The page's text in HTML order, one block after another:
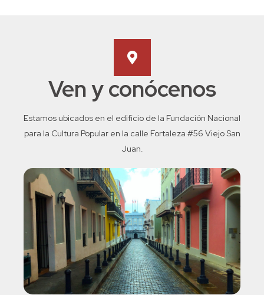
Ven y conócenos​
Estamos ubicados en el edificio de la Fundación Nacional
para la Cultura Popular en la calle Fortaleza #56 Viejo San
Juan.